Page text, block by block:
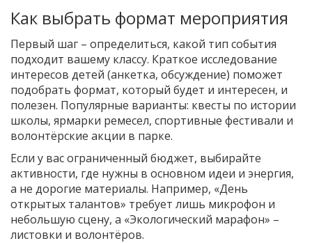
Как выбрать формат мероприятия
Первый шаг – определиться, какой тип события
подходит вашему классу. Краткое исследование
интересов детей (анкетка, обсуждение) поможет
подобрать формат, который будет и интересен, и
полезен. Популярные варианты: квесты по истории
школы, ярмарки ремесел, спортивные фестивали и
волонтёрские акции в парке.
Если у вас ограниченный бюджет, выбирайте
активности, где нужны в основном идеи и энергия,
а не дорогие материалы. Например, «День
открытых талантов» требует лишь микрофон и
небольшую сцену, а «Экологический марафон» –
листовки и волонтёров.